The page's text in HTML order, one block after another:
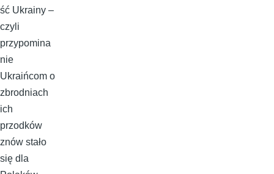
ść Ukrainy –
czyli
przypomina
nie
Ukraińcom o
zbrodniach
ich
przodków
znów stało
się dla